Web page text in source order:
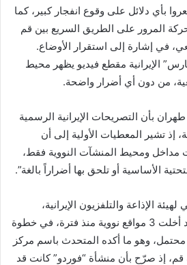
بأي دلائل على وقوع انفجار كبير، كما
المرور على الطريق السريع بين قم
في إشارة إلى استقرار الأوضاع.
الإيرانية مقطع فيديو يظهر محيط
من دون أي أضرار واضحة.
بأن التصريحات الإيرانية الرسمية
إذ تشير المعطيات الأولية إلى أن
مداخل ومحيط المنشآت النووية فقط،
الأساسية أو تلحق بها أضراراً بالغة”.
الإذاعة والتلفزيون الإيرانية،
فكشف أن طهران كانت قد أخلت 3 مواقع نووية منذ فترة، في خطوة
محتمل، وهو ما أكده المتحدث باسم مركز
إذ صرّح بأن منشأة “فوردو” كانت قد